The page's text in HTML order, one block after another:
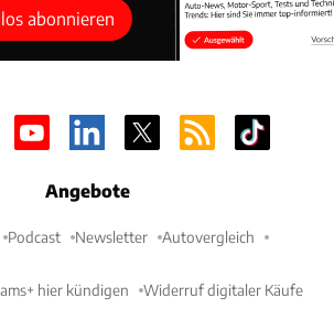
abonnieren
Angebote
Podcast Newsletter Autovergleich
ams+ hier kündigen Widerruf digitaler Käufe